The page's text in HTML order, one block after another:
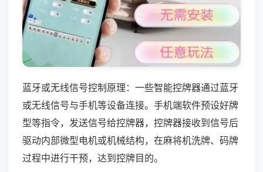
蓝牙或无线信号控制原理：一些智能控牌器通过蓝牙
或无线信号与手机等设备连接。手机端软件预设好牌
型等指令，发送信号给控牌器，控牌器接收到信号后
驱动内部微型电机或机械结构，在麻将机洗牌、码牌
过程中进行干预，达到控牌目的。